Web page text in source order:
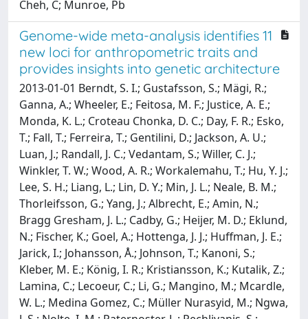
Cheh, C; Munroe, Pb
Genome-wide meta-analysis identifies 11
new loci for anthropometric traits and
provides insights into genetic architecture
2013-01-01 Berndt, S. I.; Gustafsson, S.; Mägi, R.;
Ganna, A.; Wheeler, E.; Feitosa, M. F.; Justice, A. E.;
Monda, K. L.; Croteau Chonka, D. C.; Day, F. R.; Esko,
T.; Fall, T.; Ferreira, T.; Gentilini, D.; Jackson, A. U.;
Luan, J.; Randall, J. C.; Vedantam, S.; Willer, C. J.;
Winkler, T. W.; Wood, A. R.; Workalemahu, T.; Hu, Y. J.;
Lee, S. H.; Liang, L.; Lin, D. Y.; Min, J. L.; Neale, B. M.;
Thorleifsson, G.; Yang, J.; Albrecht, E.; Amin, N.;
Bragg Gresham, J. L.; Cadby, G.; Heijer, M. D.; Eklund,
N.; Fischer, K.; Goel, A.; Hottenga, J. J.; Huffman, J. E.;
Jarick, I.; Johansson, Å.; Johnson, T.; Kanoni, S.;
Kleber, M. E.; König, I. R.; Kristiansson, K.; Kutalik, Z.;
Lamina, C.; Lecoeur, C.; Li, G.; Mangino, M.; Mcardle,
W. L.; Medina Gomez, C.; Müller Nurasyid, M.; Ngwa,